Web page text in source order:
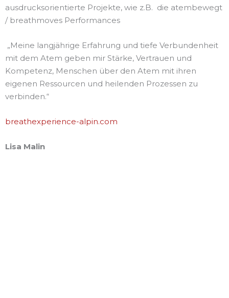
ausdrucksorientierte Projekte, wie z.B. die atembewegt
/ breathmoves Performances
„Meine langjährige Erfahrung und tiefe Verbundenheit
mit dem Atem geben mir Stärke, Vertrauen und
Kompetenz, Menschen über den Atem mit ihren
eigenen Ressourcen und heilenden Prozessen zu
verbinden.“
breathexperience-alpin.com
Lisa Malin